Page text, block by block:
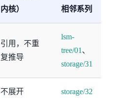
内核）
相邻系列
引用，不重
复推导
lsm-
tree/01 、
storage/31
不展开 storage/32